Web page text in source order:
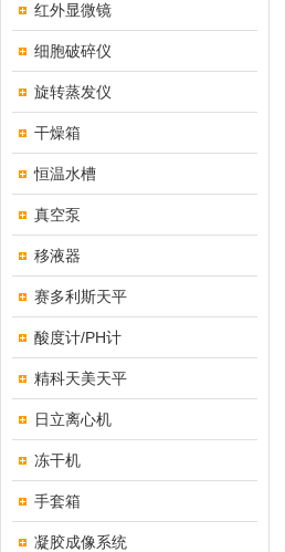
红外显微镜
细胞破碎仪
旋转蒸发仪
干燥箱
恒温水槽
真空泵
移液器
赛多利斯天平
酸度计/PH计
精科天美天平
日立离心机
冻干机
手套箱
凝胶成像系统